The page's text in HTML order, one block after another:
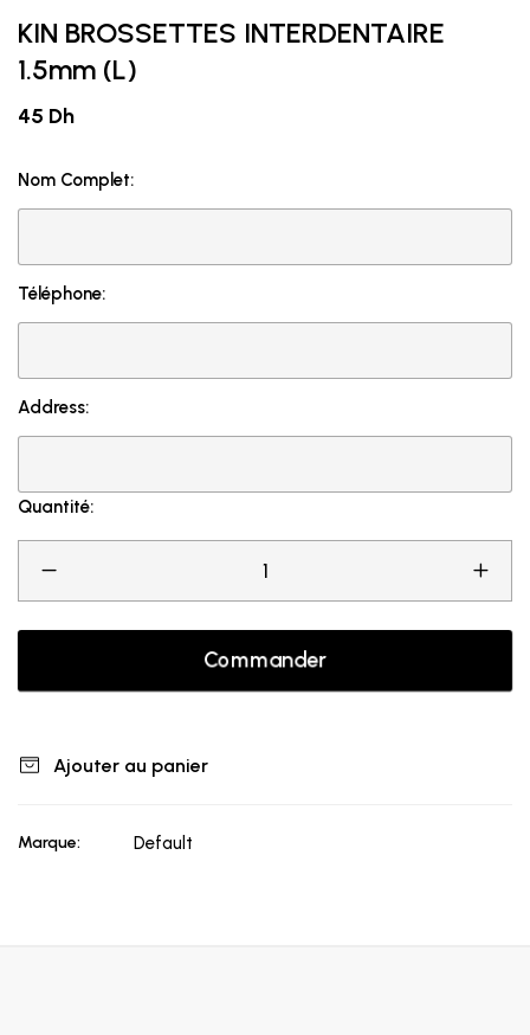
KIN BROSSETTES INTERDENTAIRE
1.5mm (L)
45 Dh
Nom Complet:
Téléphone:
Address:
Quantité:
Commander
Ajouter au panier
Marque: Default